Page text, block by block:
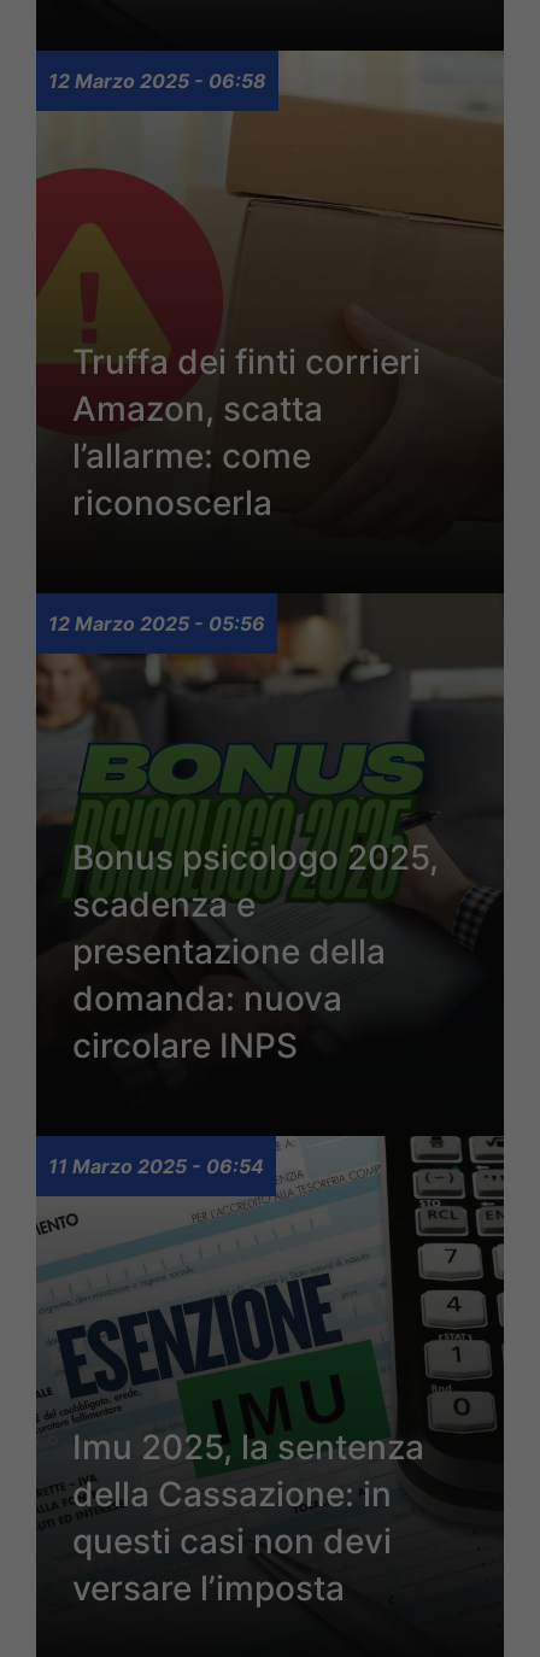
12 Marzo 2025 - 06:58
Truffa dei finti corrieri
Amazon, scatta
l’allarme: come
riconoscerla
12 Marzo 2025 - 05:56
Bonus psicologo 2025,
scadenza e
presentazione della
domanda: nuova
circolare INPS
11 Marzo 2025 - 06:54
Imu 2025, la sentenza
della Cassazione: in
questi casi non devi
versare l’imposta